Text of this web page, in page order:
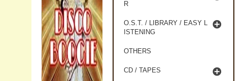
R
O.S.T. / LIBRARY / EASY L
ISTENING
OTHERS
CD / TAPES